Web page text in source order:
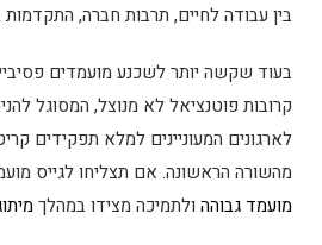
בין עבודה לחיים, תרבות חברה, התקדמות
בעוד שקשה יותר לשכנע מועמדים
קרובות פוטנציאל לא מנוצל, המסוגל
לארגונים המעוניינים למלא תפקידים
מהשורה הראשונה. אם תצליחו לגייס
מועמד גבוהה ולתמיכה מצידו במהלך